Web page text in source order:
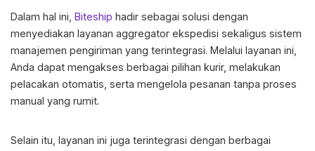
Dalam hal ini, Biteship hadir sebagai solusi dengan
menyediakan layanan aggregator ekspedisi sekaligus sistem
manajemen pengiriman yang terintegrasi. Melalui layanan ini,
Anda dapat mengakses berbagai pilihan kurir, melakukan
pelacakan otomatis, serta mengelola pesanan tanpa proses
manual yang rumit.
Selain itu, layanan ini juga terintegrasi dengan berbagai